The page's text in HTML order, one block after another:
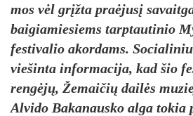
mos vėl grįžta pra­ėjusį
bai­gia­mie­siems tarp­tau­ti­nio
fes­ti­va­lio akor­dams.
vie­šin­ta in­for­ma­ci­ja, kad šio
rengėjų, Že­mai­čių dailės
Al­vi­do Ba­ka­naus­ko al­ga